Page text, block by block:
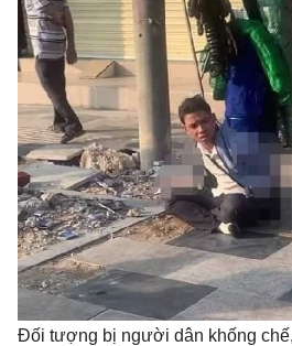
Đối tượng bị người dân khống